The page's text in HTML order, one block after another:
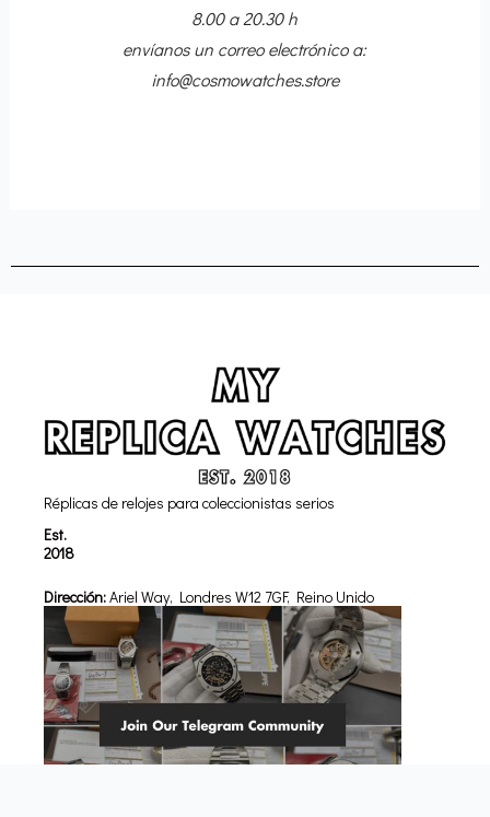
8.00 a 20.30 h
envíanos un correo electrónico a:
info@cosmowatches.store
Réplicas de relojes para coleccionistas serios
Est.
2018
Dirección:Ariel Way, Londres W12 7GF, Reino Unido